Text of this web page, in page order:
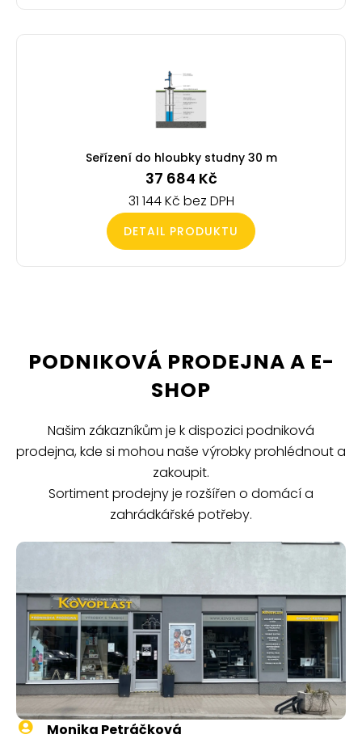
Seřízení do hloubky studny 30 m
37 684 Kč
31 144Kč
DETAIL PRODUKTU
PODNIKOVÁ PRODEJNA A E-
SHOP
Našim zákazníkům je k dispozici podniková
prodejna, kde si mohou naše výrobky prohlédnout a
zakoupit.
Sortiment prodejny je rozšířen o domácí a
zahrádkářské potřeby.
Monika Petráčková